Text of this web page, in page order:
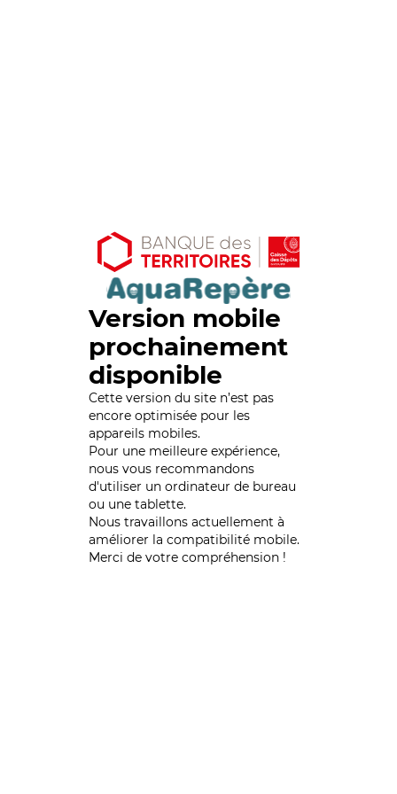
Version mobile
prochainement
disponible
Cette version du site n’est pas
encore optimisée pour les
appareils mobiles.
Pour une meilleure expérience,
nous vous recommandons
d'utiliser un ordinateur de bureau
ou une tablette.
Nous travaillons actuellement à
améliorer la compatibilité mobile.
Merci de votre compréhension !